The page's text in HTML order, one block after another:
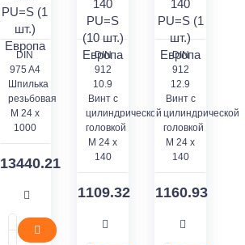
DIN
975 A4
Шпилька
резьбовая
M 24 x
1000
13440.21
DIN
912
10.9
Винт с
цилиндрической
головкой
M 24 x
140
1109.32
DIN
912
12.9
Винт с
цилиндрической
головкой
M 24 x
140
1160.93